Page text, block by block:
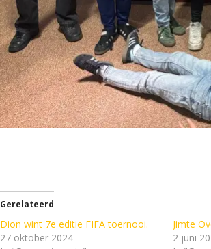
Gerelateerd
Dion wint 7e editie FIFA toernooi.
27 oktober 2024
Jimte
2 juni